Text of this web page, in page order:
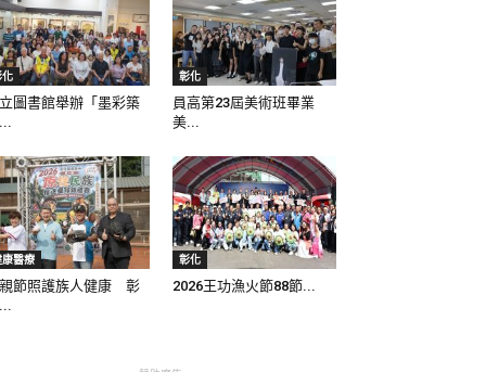
圖書館舉辦「墨彩築
彰化
員高第23屆美術班畢業
美...
醫療
節照護族人健康 彰
彰化
2026王功漁火節88節...